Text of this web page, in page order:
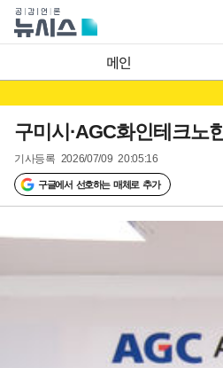
메인
구미시·AGC화인테크
기사등록 2026/07/09 20:05:16
구글에서 선호하는 매체로 추가